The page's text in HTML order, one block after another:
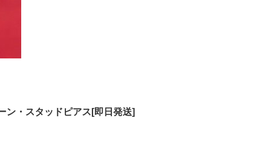
ン・スタッドピアス[即日発送]